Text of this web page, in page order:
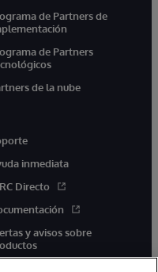
de Partners de
de Partners
de la nube
inmediata
Directo
y avisos sobre